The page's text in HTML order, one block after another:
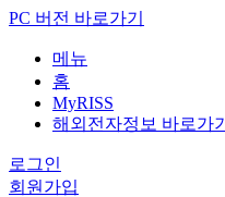
PC 버전 바로가기
메뉴
홈
MyRISS
해외전자정보 바로가기
로그인
회원가입